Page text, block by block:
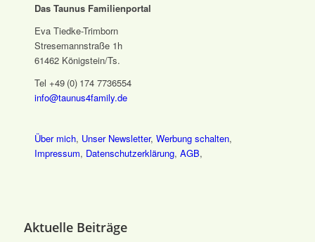
Das Taunus Familienportal
Eva Tiedke-Trimborn
Stresemannstraße 1h
61462 Königstein/Ts.
Tel +49 (0) 174 7736554
info@taunus4family.de
Über mich, Unser Newsletter, Werbung schalten,
Impressum, Datenschutz­erklärung, AGB,
Aktuelle Beiträge